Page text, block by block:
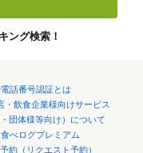
ング検索！
話番号認証とは
・飲食企業様向けサービス
団体様等向け）について
食べログプレミアム
約（リクエスト予約）